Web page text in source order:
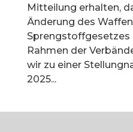
Mitteilung erhalten,
Änderung des
Sprengstoffgesetzes
Rahmen der
wir zu einer
2025...